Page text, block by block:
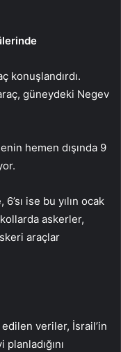
konuşlandırdı.
güneydeki Negev
hemen dışında 9
ise bu yılın ocak
askerler,
araçlar
edilen veriler, İsrail’in